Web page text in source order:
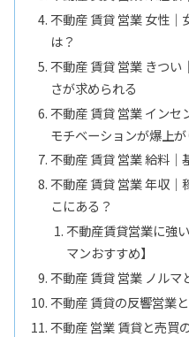
不動産 賃貸 営業 女性
は？
不動産 賃貸 営業 きつ
さが求められる
不動産 賃貸 営業 イン
モチベーションが爆上が
不動産 賃貸 営業 給料
不動産 賃貸 営業 年収
こにある？
不動産賃貸営業に強
マンおすすめ】
不動産 賃貸 営業 ノルマ
不動産 賃貸の反響営業
不動産 営業 賃貸と売買